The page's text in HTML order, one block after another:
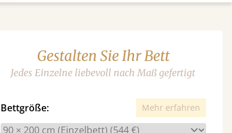
Gestalten Sie Ihr Bett
Jedes Einzelne liebevoll nach Maß gefertigt
Bettgröße: Mehr erfahren